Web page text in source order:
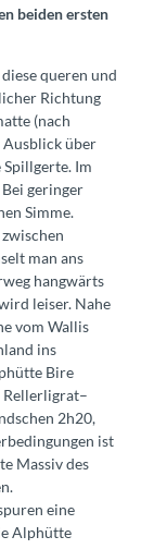
beiden ersten
queren und
Richtung
(nach
Ausblick über
Im
Bei geringer
Simme.
man ans
hangwärts
leiser. Nahe
vom Wallis
ins
Bire
Rellerligrat–
2h20,
ist
Massiv des
eine
Alphütte